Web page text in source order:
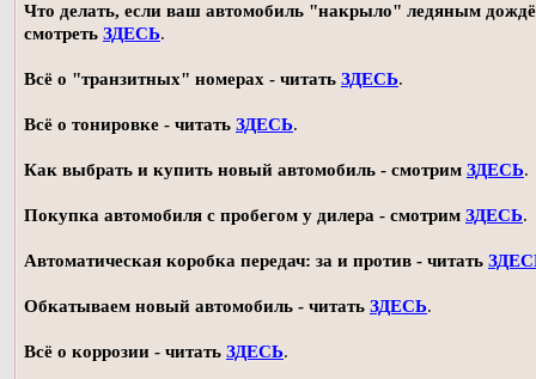
Что делать, если ваш автомобиль "накрыло" ледяным
смотреть ЗДЕСЬ.
Всё о "транзитных" номерах - читать ЗДЕСЬ.
Всё о тонировке - читать ЗДЕСЬ.
Как выбрать и купить новый автомобиль - смотрим ЗДЕСЬ.
Покупка автомобиля с пробегом у дилера - смотрим ЗДЕСЬ.
Автоматическая коробка передач: за и против - читать
Обкатываем новый автомобиль - читать ЗДЕСЬ.
Всё о коррозии - читать ЗДЕСЬ.